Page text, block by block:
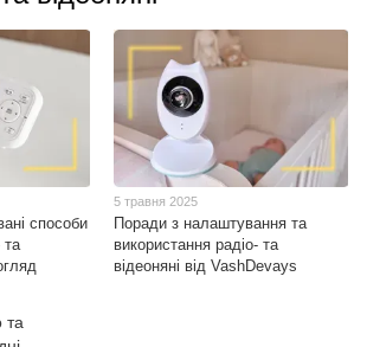
способи
та
5 травня 2025
Поради з налаштування та
використання радіо- та
відеоняні від VashDevays